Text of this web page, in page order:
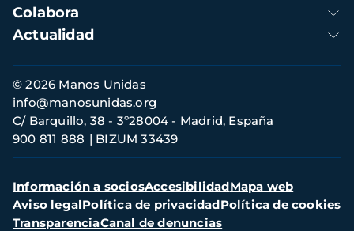
Colabora
Actualidad
Información
de
contacto
© 2026 Manos Unidas
C/ Barquillo, 38 - 3º28004 - Madrid, España
900 811 888
BIZUM 33439
info@manosunidas.org
Menú
secundario
Información a sociosAccesibilidadMapa web
Aviso legalPolítica de privacidadPolítica de cookies
TransparenciaCanal de denuncias